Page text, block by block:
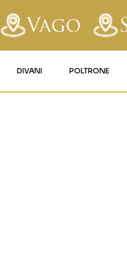
DIVANI POLTRONE